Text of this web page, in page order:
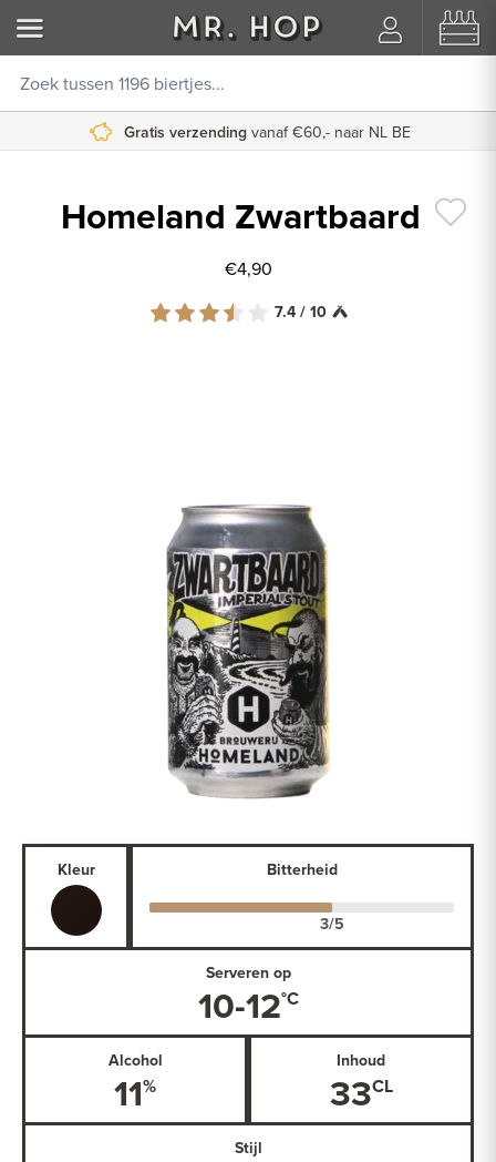
Gratis verzending vanaf €60,- naar NL BE
8000+ beoordelingen 9.8/10
Homeland Zwartbaard
€4,90
7.4 / 10
Kleur Bitterheid
Serveren op
10-12
Alcohol
11
Inhoud
33
Stijl